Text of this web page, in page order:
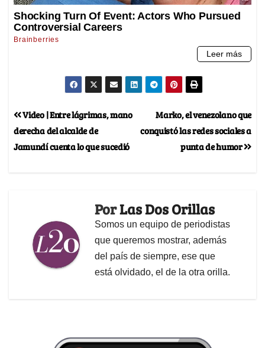
Marko, el venezolano que
conquistó las redes sociales a
punta de humor
Video | Entre lágrimas, mano
derecha del alcalde de
Jamundí cuenta lo que sucedió
PorLas Dos Orillas
Somos un equipo de periodistas
que queremos mostrar, además
del país de siempre, ese que
está olvidado, el de la otra orilla.